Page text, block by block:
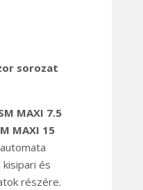
sorozat
MAXI 7.5
MAXI 15
és
részére.